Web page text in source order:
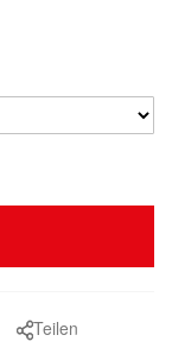
Teilen